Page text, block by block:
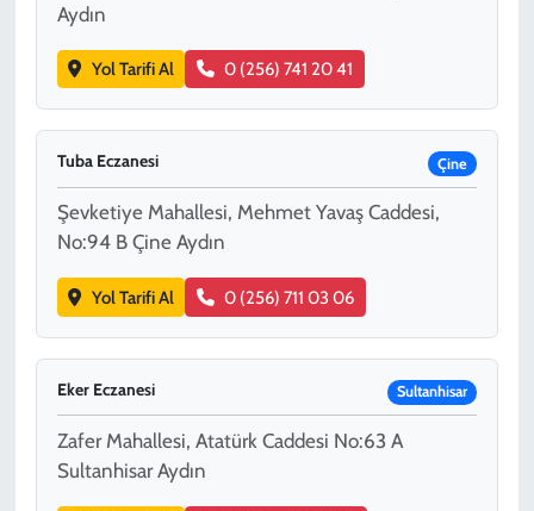
Aydın
Yol Tarifi Al 0 (256) 741 20 41
Tuba Eczanesi Çine
Şevketiye Mahallesi, Mehmet Yavaş Caddesi,
No:94 B Çine Aydın
Yol Tarifi Al 0 (256) 711 03 06
Eker Eczanesi Sultanhisar
Zafer Mahallesi, Atatürk Caddesi No:63 A
Sultanhisar Aydın